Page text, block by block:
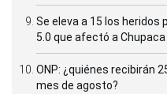
Se eleva a 15 los
5.0 que afectó a
ONP: ¿quiénes recibirán
mes de agosto?